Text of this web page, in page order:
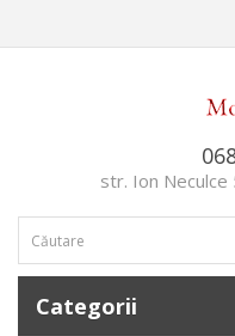
str. Ion
Categorii